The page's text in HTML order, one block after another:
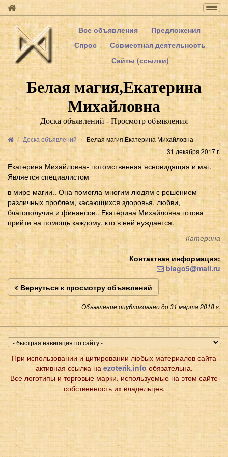
Все объявления
Предложения
Спрос
Совместная деятельность
Сайты (ссылки)
Белая магия,Екатерина
Михайловна
Доска объявлений - Просмотр объявления
Доска объявлений
Белая магия,Екатерина Михайловна
31 декабря 2017 г.
Екатерина Михайловна- потомственная ясновидящая и маг.
Является специалистом
в мире магии.. Она помогла многим людям с решением
различных проблем, касающихся здоровья, любви,
благополучия и финансов.. Екатерина Михайловна готова
прийти на помощь каждому, кто в ней нуждается.
Катерина
Контактная информация:
blago5@mail.ru
Вернуться к просмотру объявлений
Объявление опубликовано до 31 марта 2018 г.
При использовании и цитировании любых материалов сайта
активная ссылка на ezoterik.info обязательна.
Все логотипы и торговые марки, используемые на этом сайте
собственность их владельцев.